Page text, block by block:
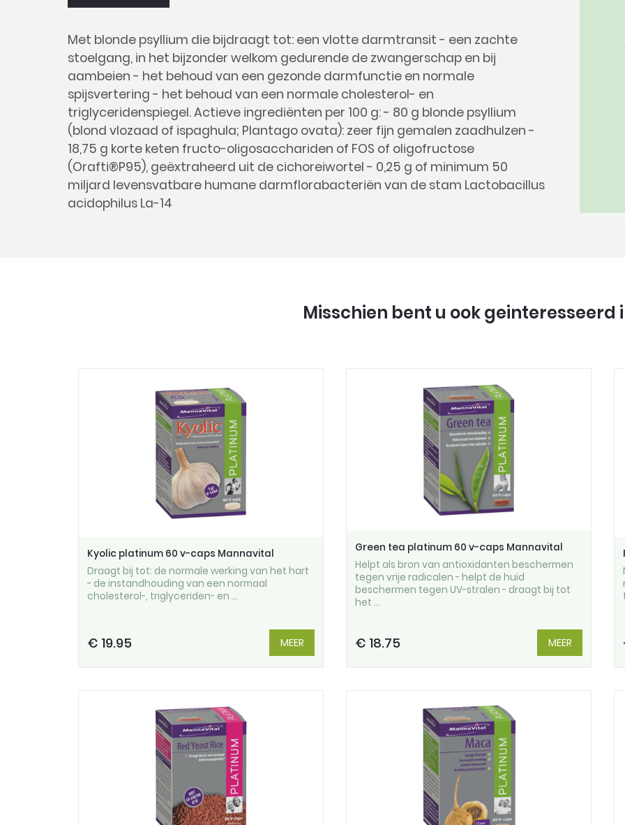
Met blonde psyllium die bijdraagt tot: een vlotte darmtransit - een zachte
stoelgang, in het bijzonder welkom gedurende de zwangerschap en bij
aambeien - het behoud van een gezonde darmfunctie en normale
spijsvertering - het behoud van een normale cholesterol- en
triglyceridenspiegel. Actieve ingrediënten per 100 g: - 80 g blonde psyllium
(blond vlozaad of ispaghula; Plantago ovata): zeer fijn gemalen zaadhulzen -
18,75 g korte keten fructo-oligosacchariden of FOS of oligofructose
(Orafti®P95), geëxtraheerd uit de cichoreiwortel - 0,25 g of minimum 50
miljard levensvatbare humane darmflorabacteriën van de stam Lactobacillus
acidophilus La-14
Misschien bent u ook geinteresseerd
Kyolic platinum 60 v-caps Mannavital
Draagt bij tot: de normale werking van het hart
- de instandhouding van een normaal
cholesterol-, triglyceriden- en ...
€ 19.95 MEER
Green tea platinum 60 v-caps Mannavital
Helpt als bron van antioxidanten beschermen
tegen vrije radicalen - helpt de huid
beschermen tegen UV-stralen - draagt bij tot
het ...
€ 18.75 MEER